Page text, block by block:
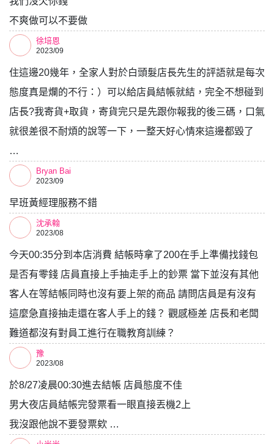
不爽做可以不要做
徐培恩
2023/09
住這邊20幾年，全家人對於白頭髮店長先生的評語就是每次
態度真是爛的不行：）可以給店員結帳就結，完全不想碰到
店長?️我寄貨+取貨，寄貨完只是先跟你報我的後三碼，口氣
就很差很不耐煩的說等一下，一整天好心情來這邊都毀了
…
Bryan Bai
2023/09
早班黃經理服務不錯
沈承翰
2023/08
今天00:35分到本店消費 結帳時拿了200在手上準備找錢包
是否有零錢 店員直接上手抽走手上的鈔票 當下並沒有其他
客人在等結帳同時也沒有要上架的商品 請問店員是有沒有
這麼急直接抽走還在客人手上的錢？ 觀感極差 店長和老闆
難道都沒有對員工進行在職教育訓練？
豫
2023/08
於8/27凌晨00:30進去結帳 店員態度不佳
男大夜店員結帳完發票看一眼直接丟機2上
我沒跟他說不要發票欸 …